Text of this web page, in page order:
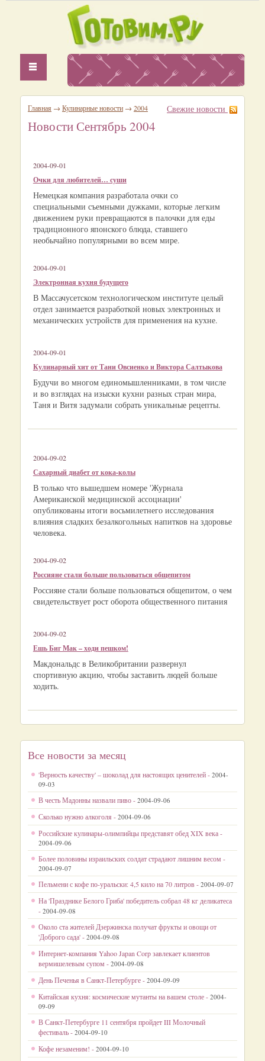
Главная → Кулинарные новости → 2004 Свежие новости
Новости Сентябрь 2004
2004-09-01
Очки для любителей… суши
Немецкая компания разработала очки со
специальными съемными дужками, которые легким
движением руки превращаются в палочки для еды
традиционного японского блюда, ставшего
необычайно популярными во всем мире.
2004-09-01
Электронная кухня будущего
В Массачусетском технологическом институте целый
отдел занимается разработкой новых электронных и
механических устройств для применения на кухне.
2004-09-01
Кулинарный хит от Тани Овсиенко и Виктора Салтыкова
Будучи во многом единомышленниками, в том числе
и во взглядах на изыски кухни разных стран мира,
Таня и Витя задумали собрать уникальные рецепты.
2004-09-02
Сахарный диабет от кока-колы
В только что вышедшем номере 'Журнала
Американской медицинской ассоциации'
опубликованы итоги восьмилетнего исследования
влияния сладких безалкогольных напитков на здоровье
человека.
2004-09-02
Россияне стали больше пользоваться общепитом
Россияне стали больше пользоваться общепитом, о чем
свидетельствует рост оборота общественного питания
2004-09-02
Ешь Биг Мак – ходи пешком!
Макдональдс в Великобритании развернул
спортивную акцию, чтобы заставить людей больше
ходить.
Все новости за месяц
'Верность качеству' – шоколад для настоящих ценителей - 2004-
09-03
В честь Мадонны назвали пиво - 2004-09-06
Сколько нужно алкоголя - 2004-09-06
Российские кулинары-олимпийцы представят обед XIX века -
2004-09-06
Более половины израильских солдат страдают лишним весом -
2004-09-07
Пельмени с кофе по-уральски: 4,5 кило на 70 литров - 2004-09-07
На 'Празднике Белого Гриба' победитель собрал 48 кг деликатеса
- 2004-09-08
Около ста жителей Дзержинска получат фрукты и овощи от
'Доброго сада' - 2004-09-08
Интернет-компания Yahoo Japan Corp завлекает клиентов
вермишелевым супом - 2004-09-08
День Печенья в Санкт-Петербурге - 2004-09-09
Китайская кухня: космические мутанты на вашем столе - 2004-
09-09
В Санкт-Петербурге 11 сентября пройдет III Молочный
фестиваль - 2004-09-10
Кофе незаменим! - 2004-09-10